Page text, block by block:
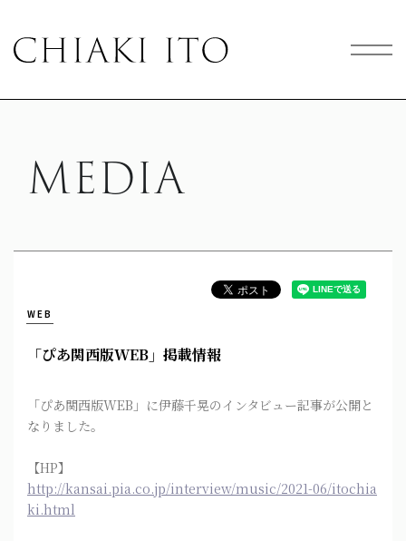
MEDIA
WEB
「ぴあ関西版WEB」掲載情報
「ぴあ関西版WEB」に伊藤千晃のインタビュー記事が公開と
なりました。
【HP】
http://kansai.pia.co.jp/interview/music/2021-06/itochia
ki.html